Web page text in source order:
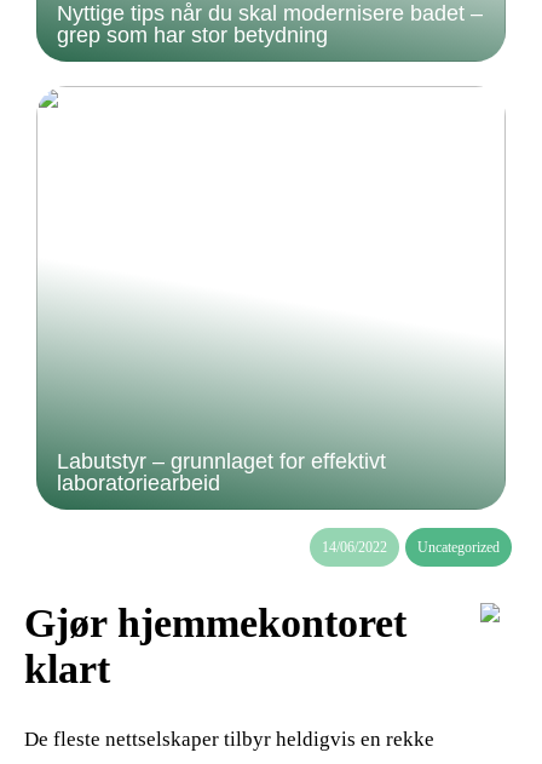
Nyttige tips når du skal modernisere badet –
grep som har stor betydning
Labutstyr – grunnlaget for effektivt
laboratoriearbeid
14/06/2022 Uncategorized
Gjør hjemmekontoret
klart
De fleste nettselskaper tilbyr heldigvis en rekke